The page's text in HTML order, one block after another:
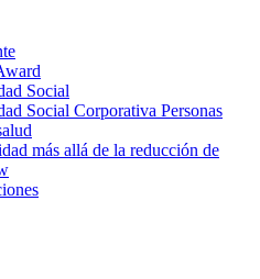
Social
Social Corporativa Personas
más allá de la reducción de